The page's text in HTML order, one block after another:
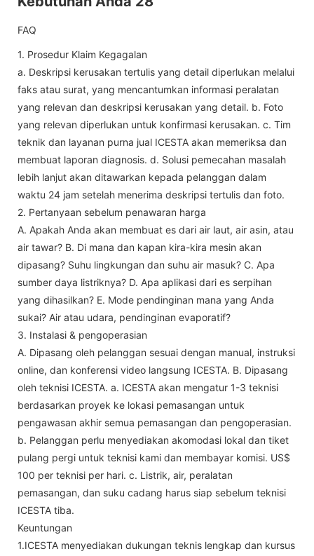
FAQ
1. Prosedur Klaim Kegagalan
a. Deskripsi kerusakan tertulis yang detail diperlukan melalui
faks atau surat, yang mencantumkan informasi peralatan
yang relevan dan deskripsi kerusakan yang detail. b. Foto
yang relevan diperlukan untuk konfirmasi kerusakan. c. Tim
teknik dan layanan purna jual ICESTA akan memeriksa dan
membuat laporan diagnosis. d. Solusi pemecahan masalah
lebih lanjut akan ditawarkan kepada pelanggan dalam
waktu 24 jam setelah menerima deskripsi tertulis dan foto.
2. Pertanyaan sebelum penawaran harga
A. Apakah Anda akan membuat es dari air laut, air asin, atau
air tawar? B. Di mana dan kapan kira-kira mesin akan
dipasang? Suhu lingkungan dan suhu air masuk? C. Apa
sumber daya listriknya? D. Apa aplikasi dari es serpihan
yang dihasilkan? E. Mode pendinginan mana yang Anda
sukai? Air atau udara, pendinginan evaporatif?
3. Instalasi & pengoperasian
A. Dipasang oleh pelanggan sesuai dengan manual, instruksi
online, dan konferensi video langsung ICESTA. B. Dipasang
oleh teknisi ICESTA. a. ICESTA akan mengatur 1-3 teknisi
berdasarkan proyek ke lokasi pemasangan untuk
pengawasan akhir semua pemasangan dan pengoperasian.
b. Pelanggan perlu menyediakan akomodasi lokal dan tiket
pulang pergi untuk teknisi kami dan membayar komisi. US$
100 per teknisi per hari. c. Listrik, air, peralatan
pemasangan, dan suku cadang harus siap sebelum teknisi
ICESTA tiba.
Keuntungan
1.ICESTA menyediakan dukungan teknis lengkap dan kursus